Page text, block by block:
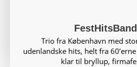
Trio fra København med
udenlandske hits, helt fra
klar til bryllup,